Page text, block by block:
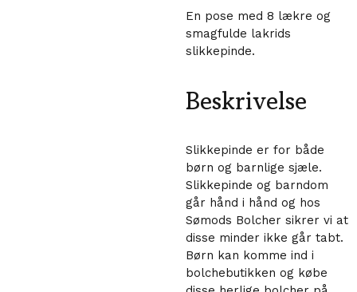
Lakrids
Slikkepinde
antal
En pose med 8 lækre og
smagfulde lakrids
slikkepinde.
Beskrivelse
Slikkepinde er for både
børn og barnlige sjæle.
Slikkepinde og barndom
går hånd i hånd og hos
Sømods Bolcher sikrer vi at
disse minder ikke går tabt.
Børn kan komme ind i
bolchebutikken og købe